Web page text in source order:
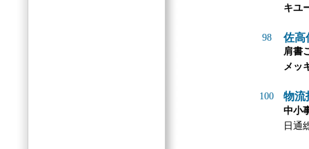
キユ
98 佐高
肩書
メッ
100 物流
中小
日通